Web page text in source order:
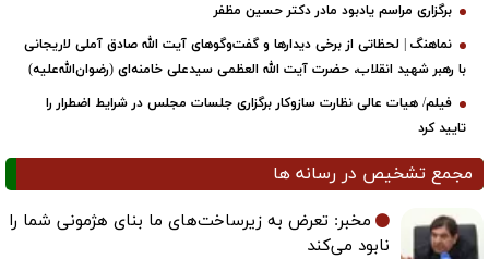
برگزاری مراسم یادبود مادر دکتر حسین مظفر
نماهنگ | لحظاتی از برخی دیدارها و گفت‌وگوهای آیت ‌الله صادق آملی لاریجانی
با رهبر شهید انقلاب، حضرت آیت‌ الله العظمی سیدعلی خامنه‌ای (رضوان‌الله‌علیه)
فیلم/ هیات عالی نظارت سازوکار برگزاری جلسات مجلس در شرایط اضطرار را
تایید کرد
مجمع تشخیص در رسانه ها
مخبر: تعرض به زیرساخت‌های ما بنای هژمونی شما را
نابود می‌کند